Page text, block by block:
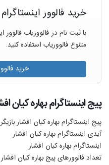
خرید فالوور اینستاگرام
با ثبت نام در فالووریاب
متنوع فالووریاب استفاده کنید.
خرید
پیج اینستاگرام بهاره کیان
پیج اینستاگرام بهاره کیان افشار
آیدی اینستاگرام بهاره کیان افشار
اینستاگرام بهاره کیان افشار
تعداد فالوورهای پیج بهاره کیان افشار